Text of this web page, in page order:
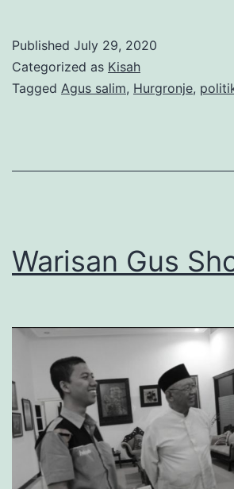
dan
Published July 29, 2020
Categorized as Kisah
Tagged Agus salim, Hurgronje,
Warisan Gus